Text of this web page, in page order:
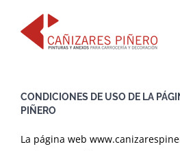
contenido
CONDICIONES DE USO DE LA
PIÑERO
La página web